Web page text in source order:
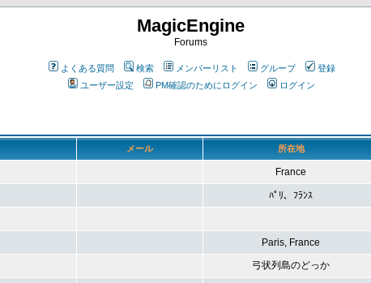
MagicEngine
Forums
よくある質問 検索 メンバーリスト グループ
登録
ユーザー設定
PM確認のためにログイン ログイン
メール 所在地
France
ﾊﾟﾘ、ﾌﾗﾝｽ
Paris, France
弓状列島のどっか